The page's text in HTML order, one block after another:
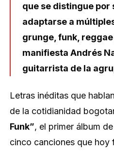
que se distingue por
adaptarse a
grunge, funk,
manifiesta Andrés
guitarrista de la
Letras inéditas que
de la cotidianidad
Funk”, el primer álbum
cinco canciones que hoy